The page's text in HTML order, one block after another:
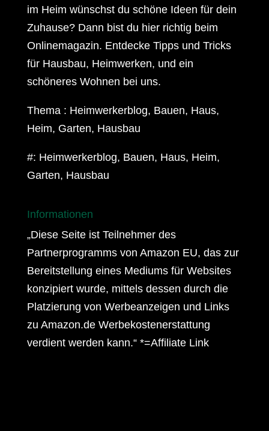
im Heim wünschst du schöne Ideen für dein
Zuhause? Dann bist du hier richtig beim
Onlinemagazin. Entdecke Tipps und Tricks
für Hausbau, Heimwerken, und ein
schöneres Wohnen bei uns.
Thema : Heimwerkerblog, Bauen, Haus,
Heim, Garten, Hausbau
#: Heimwerkerblog, Bauen, Haus, Heim,
Garten, Hausbau
Informationen
„Diese Seite ist Teilnehmer des
Partnerprogramms von Amazon EU, das zur
Bereitstellung eines Mediums für Websites
konzipiert wurde, mittels dessen durch die
Platzierung von Werbeanzeigen und Links
zu Amazon.de Werbekostenerstattung
verdient werden kann.“ *=Affiliate Link